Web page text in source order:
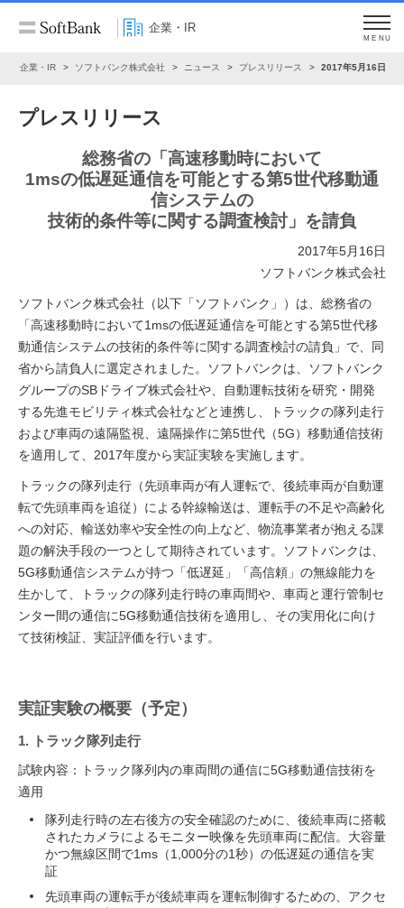
企業・IR
MENU
企業・IR ソフトバンク株式会社 ニュース プレスリリース 2017年5月16日
プレスリリース
総務省の「高速移動時において
1msの低遅延通信を可能とする第5世代移動通
信システムの
技術的条件等に関する調査検討」を請負
2017年5月16日
ソフトバンク株式会社
ソフトバンク株式会社（以下「ソフトバンク」）は、総務省の
「高速移動時において1msの低遅延通信を可能とする第5世代移
動通信システムの技術的条件等に関する調査検討の請負」で、同
省から請負人に選定されました。ソフトバンクは、ソフトバンク
グループのSBドライブ株式会社や、自動運転技術を研究・開発
する先進モビリティ株式会社などと連携し、トラックの隊列走行
および車両の遠隔監視、遠隔操作に第5世代（5G）移動通信技術
を適用して、2017年度から実証実験を実施します。
トラックの隊列走行（先頭車両が有人運転で、後続車両が自動運
転で先頭車両を追従）による幹線輸送は、運転手の不足や高齢化
への対応、輸送効率や安全性の向上など、物流事業者が抱える課
題の解決手段の一つとして期待されています。ソフトバンクは、
5G移動通信システムが持つ「低遅延」「高信頼」の無線能力を
生かして、トラックの隊列走行時の車両間や、車両と運行管制セ
ンター間の通信に5G移動通信技術を適用し、その実用化に向け
て技術検証、実証評価を行います。
実証実験の概要（予定）
1. トラック隊列走行
試験内容：トラック隊列内の車両間の通信に5G移動通信技術を
適用
隊列走行時の左右後方の安全確認のために、後続車両に搭載
されたカメラによるモニター映像を先頭車両に配信。大容量
かつ無線区間で1ms（1,000分の1秒）の低遅延の通信を実
証
先頭車両の運転手が後続車両を運転制御するための、アクセ